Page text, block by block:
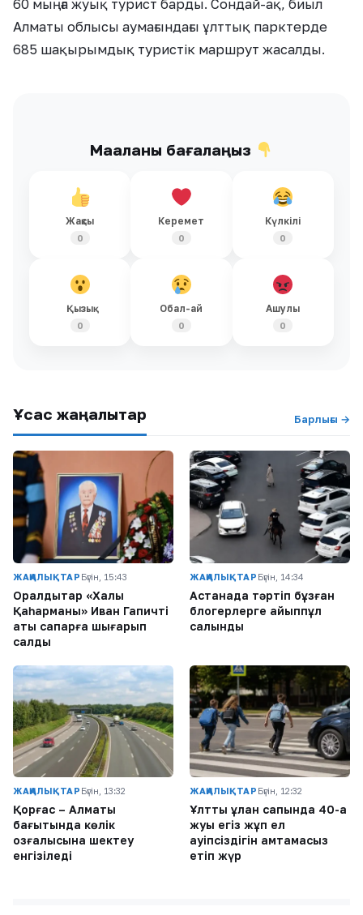
60 мыңға жуық турист барды. Сондай-ақ, биыл
Алматы облысы аумағындағы ұлттық парктерде
685 шақырымдық туристік маршрут жасалды.
Мақаланы бағалаңыз
Жақсы
0
Керемет
0
Күлкілі
0
Қызық
0
Обал-ай
0
Ашулы
0
Ұқсас жаңалықтар Барлығы →
ЖАҢАЛЫҚТАР Бүгін, 15:43
Оралдықтар «Халық
Қаһарманы» Иван Гапичті
ақтық сапарға шығарып
салды
ЖАҢАЛЫҚТАР Бүгін, 14:34
Астанада тәртіп бұзған
блогерлерге айыппұл
салынды
ЖАҢАЛЫҚТАР Бүгін, 13:32
Қорғас – Алматы
бағытында көлік
қозғалысына шектеу
енгізіледі
ЖАҢАЛЫҚТАР Бүгін, 12:32
Ұлттық ұлан сапында 40-қа
жуық егіз жұп ел
қауіпсіздігін қамтамасыз
етіп жүр